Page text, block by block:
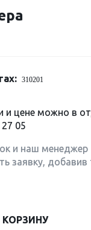
310201
и цене можно в
05
и наш менеджер
заявку, добавив
КОРЗИНУ